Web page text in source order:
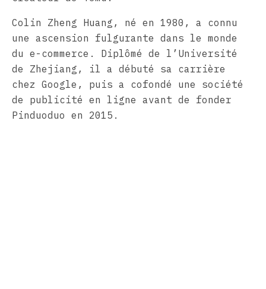
Colin Zheng Huang, né en 1980, a connu
une ascension fulgurante dans le monde
du e-commerce. Diplômé de l’Université
de Zhejiang, il a débuté sa carrière
chez Google, puis a cofondé une société
de publicité en ligne avant de fonder
Pinduoduo en 2015.